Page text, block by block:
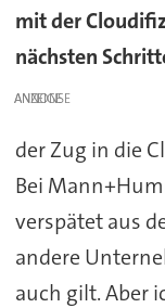
mit der
nächsten
ANZEIGE
der Zug in die
Bei
verspätet aus
andere
auch gilt. Aber